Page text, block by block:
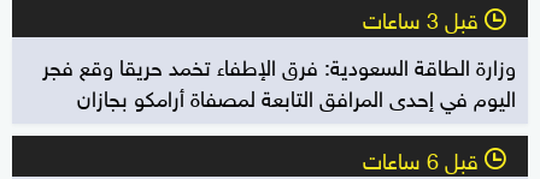
l قبل 3 ساعات
وزارة الطاقة السعودية: فرق الإطفاء تخمد حريقا وقع فجر
اليوم في إحدى المرافق التابعة لمصفاة أرامكو بجازان
l قبل 6 ساعات